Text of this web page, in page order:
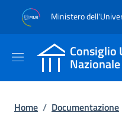
al contenuto principale
to footer content
Ministero
Consiglio
Nazionale
Briciole di
Home / Documentazione